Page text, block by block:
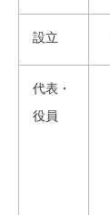
設立
代表・
役員